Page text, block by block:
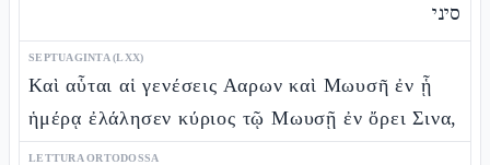
סיני
SEPTUAGINTA (LXX)
Καὶ αὗται αἱ γενέσεις Ααρων καὶ Μωυσῆ ἐν ᾗ
ἡμέρᾳ ἐλάλησεν κύριος τῷ Μωυσῇ ἐν ὄρει Σινα,
LETTURA ORTODOSSA